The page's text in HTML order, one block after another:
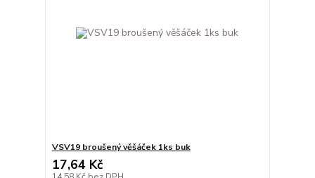
VSV19 broušený věšáček 1ks buk
17,64 Kč